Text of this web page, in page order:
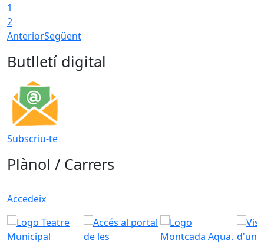
1
2
AnteriorSegüent
Butlletí digital
Subscriu-te
Plànol / Carrers
Accedeix